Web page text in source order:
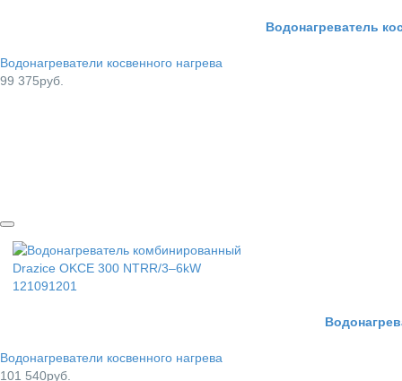
Водонагреватель
Водонагреватели косвенного нагрева
99 375руб.
Водонагреватели косвенного нагрева
101 540руб.